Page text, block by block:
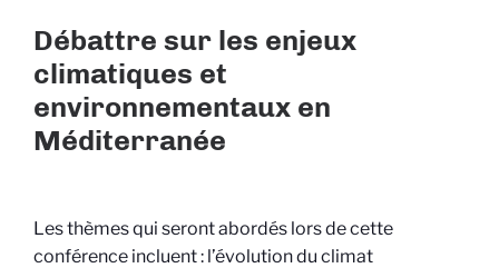
Débattre sur les enjeux
climatiques et
environnementaux en
Méditerranée
Les thèmes qui seront abordés lors de cette
conférence incluent : l’évolution du climat